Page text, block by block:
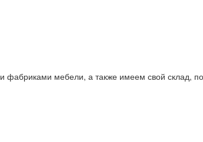
мебели, а также имеем свой склад,